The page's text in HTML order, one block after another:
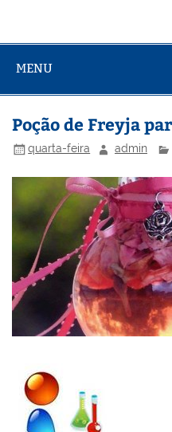
MENU
Poção de Freyja
quarta-feira admin